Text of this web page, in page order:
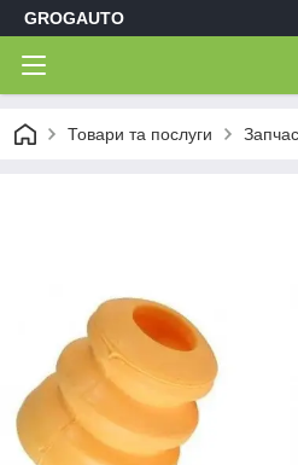
GROGAUTO
Товари та послуги